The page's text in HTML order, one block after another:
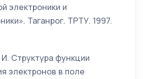
электроники и
Таганрог. ТРТУ. 1997.
Структура функции
электронов в поле